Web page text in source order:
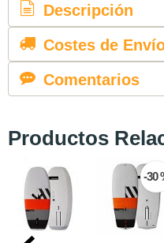
Descripción
Costes de
Comentarios
Productos
-30 % -30 %